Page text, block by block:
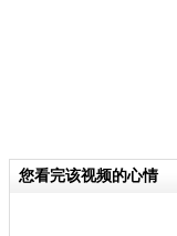
您看完该视频的心情